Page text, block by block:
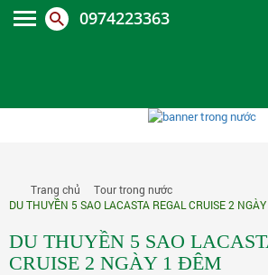
0974223363
Trang chủ
Tour trong nước
DU THUYỀN 5 SAO LACASTA REGAL CRUISE 2
DU THUYỀN 5 SAO
CRUISE 2 NGÀY 1 ĐÊM